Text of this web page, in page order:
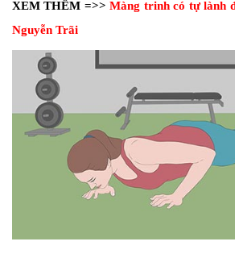
XEM THÊM =>> Màng trinh có tự lành
Nguyễn Trãi